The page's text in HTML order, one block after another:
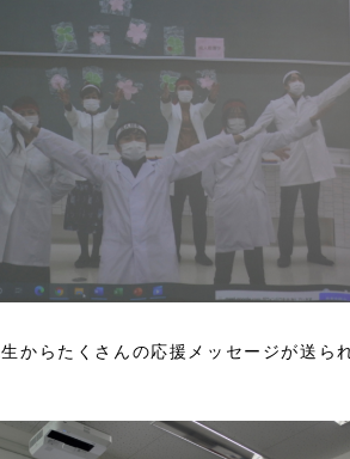
からたくさんの応援メッセージが送ら